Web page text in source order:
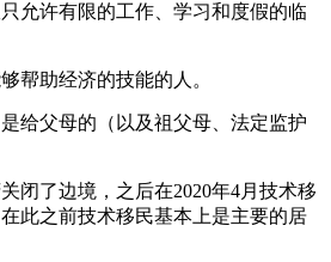
允许有限的工作、学习和度假的临
帮助经济的技能的人。
给父母的（以及祖父母、法定监护
闭了边境，之后在2020年4月技术移
此之前技术移民基本上是主要的居